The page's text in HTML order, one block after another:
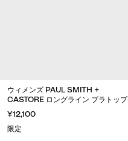
ウィメンズ PAUL SMITH +
CASTORE ロングライン ブラトップ
¥12,100
限定